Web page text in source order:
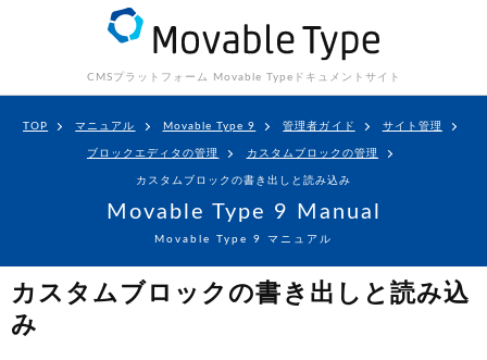
CMSプラットフォーム Movable Type ドキュメントサイト
TOP マニュアル Movable Type 9 管理者ガイド サイト管理
ブロックエディタの管理 カスタムブロックの管理
カスタムブロックの書き出しと読み込み
Movable Type 9 Manual
Movable Type 9 マニュアル
カスタムブロックの書き出しと読み込
み